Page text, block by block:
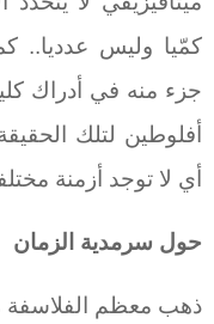
كمّيا وليس عدديا..
جزء منه في أدراك
أفلوطين لتلك
أي لا توجد أزمنة
حول سرمدية الزمان
ذهب معظم الفلاسفة